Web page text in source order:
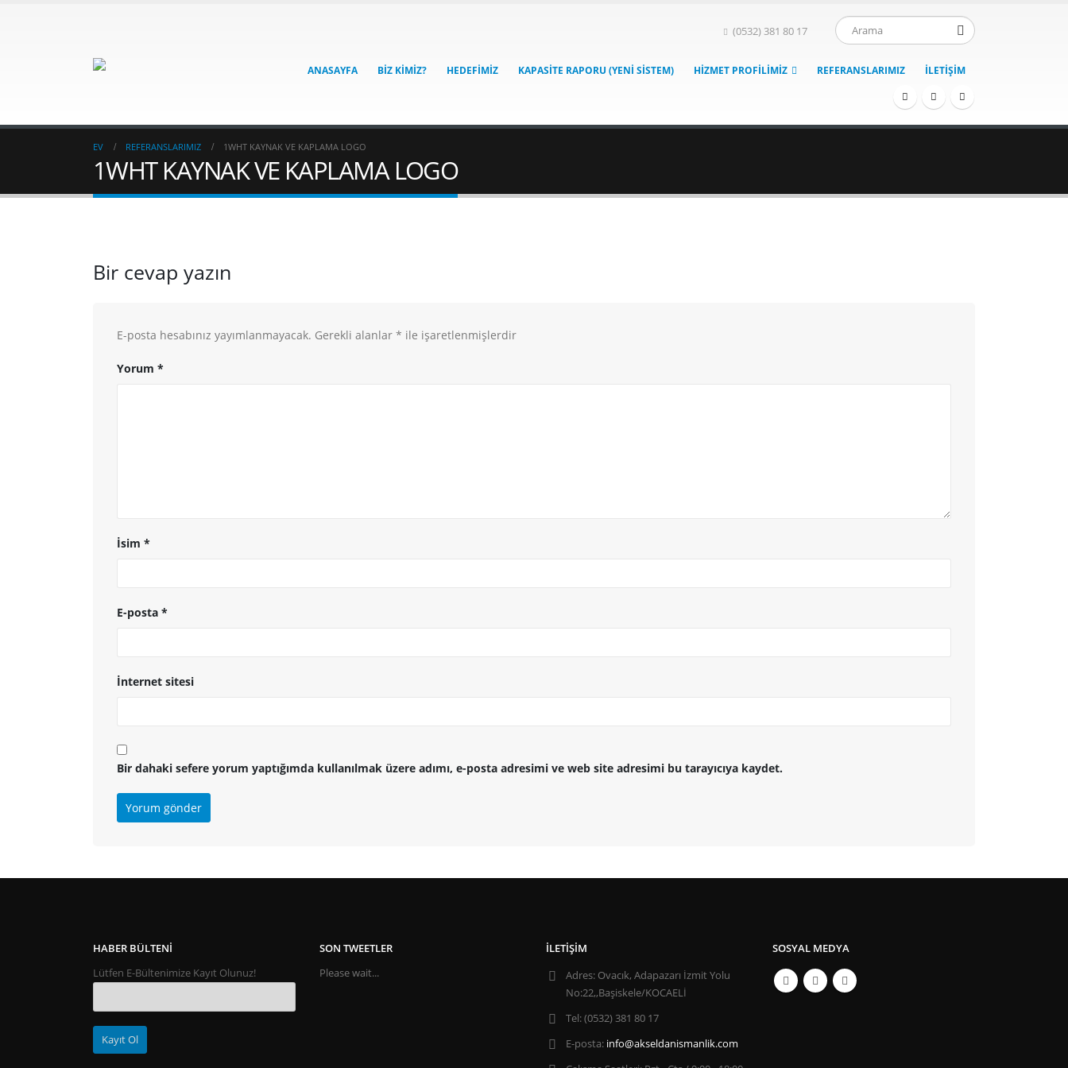
(0532) 381 80 17
ANASAYFA BIZ KIMIZ? HEDEFIMIZ KAPASITE RAPORU (YENI SISTEM) HIZMET PROFILIMIZ REFERANSLARIMIZ İLETIŞIM
EV REFERANSLARIMIZ 1WHT KAYNAK VE KAPLAMA LOGO
1WHT KAYNAK VE KAPLAMA LOGO
Bir cevap yazın
E-posta hesabınız yayımlanmayacak. Gerekli alanlar * ile işaretlenmişlerdir
Yorum *
İsim *
E-posta *
İnternet sitesi
Bir dahaki sefere yorum yaptığımda kullanılmak üzere adımı, e-posta adresimi ve web site adresimi bu tarayıcıya kaydet.
HABER BÜLTENI
Lütfen E-Bültenimize Kayıt Olunuz!
SON TWEETLER
Please wait...
İLETIŞIM
Adres: Ovacık, Adapazarı İzmit Yolu
No:22,,Başiskele/KOCAELİ
Tel:(0532) 381 80 17
E-posta: info@akseldanismanlik.com
SOSYAL MEDYA